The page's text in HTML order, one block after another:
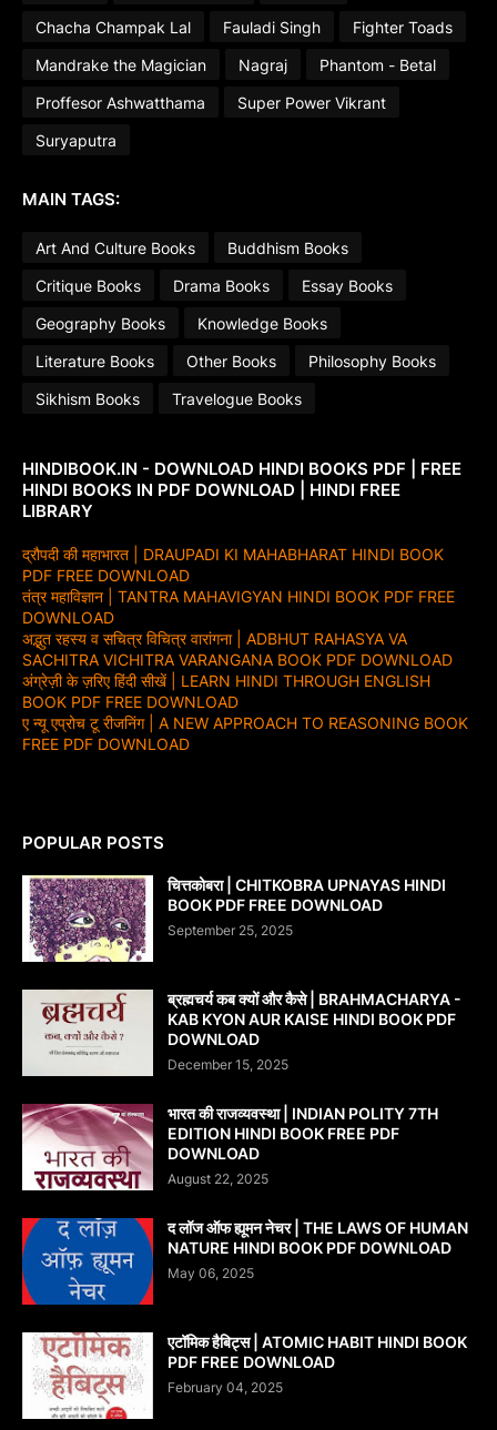
Chacha Champak Lal
Fauladi Singh
Fighter Toads
Mandrake the Magician
Nagraj
Phantom - Betal
Proffesor Ashwatthama
Super Power Vikrant
Suryaputra
MAIN TAGS:
Art And Culture Books
Buddhism Books
Critique Books
Drama Books
Essay Books
Geography Books
Knowledge Books
Literature Books
Other Books
Philosophy Books
Sikhism Books
Travelogue Books
HINDIBOOK.IN - DOWNLOAD HINDI BOOKS PDF | FREE
HINDI BOOKS IN PDF DOWNLOAD | HINDI FREE
LIBRARY
द्रौपदी की महाभारत | DRAUPADI KI MAHABHARAT HINDI BOOK
PDF FREE DOWNLOAD
तंत्र महाविज्ञान | TANTRA MAHAVIGYAN HINDI BOOK PDF FREE
DOWNLOAD
अद्भुत रहस्य व सचित्र विचित्र वारांगना | ADBHUT RAHASYA VA
SACHITRA VICHITRA VARANGANA BOOK PDF DOWNLOAD
अंग्रेज़ी के ज़रिए हिंदी सीखें | LEARN HINDI THROUGH ENGLISH
BOOK PDF FREE DOWNLOAD
ए न्यू एप्रोच टू रीजनिंग | A NEW APPROACH TO REASONING BOOK
FREE PDF DOWNLOAD
POPULAR POSTS
चित्तकोबरा | CHITKOBRA UPNAYAS HINDI
BOOK PDF FREE DOWNLOAD
September 25, 2025
ब्रह्मचर्य कब क्यों और कैसे | BRAHMACHARYA -
KAB KYON AUR KAISE HINDI BOOK PDF
DOWNLOAD
December 15, 2025
भारत की राजव्यवस्था | INDIAN POLITY 7TH
EDITION HINDI BOOK FREE PDF
DOWNLOAD
August 22, 2025
द लॉज ऑफ ह्यूमन नेचर | THE LAWS OF HUMAN
NATURE HINDI BOOK PDF DOWNLOAD
May 06, 2025
एटॉमिक हैबिट्स | ATOMIC HABIT HINDI BOOK
PDF FREE DOWNLOAD
February 04, 2025